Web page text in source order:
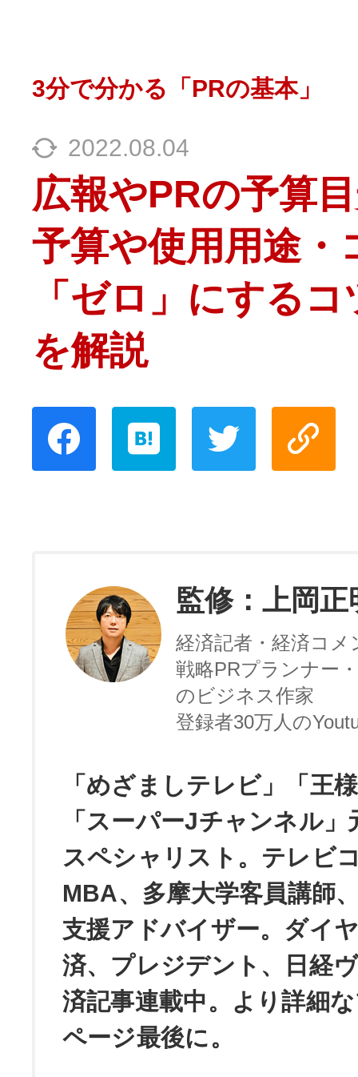
3分で分かる「PRの基本」
2022.08.04
広報やPRの予算
予算や使用用途・
「ゼロ」にする
を解説
監修：上岡正
経済記者・経済コメ
戦略PRプランナー
のビジネス作家
登録者30万人の
「めざましテレビ」「王
「スーパーJチャンネル
スペシャリスト。テレビ
MBA、多摩大学客員講師
支援アドバイザー。ダイ
済、プレジデント、日経
済記事連載中。より詳細
ページ最後に。